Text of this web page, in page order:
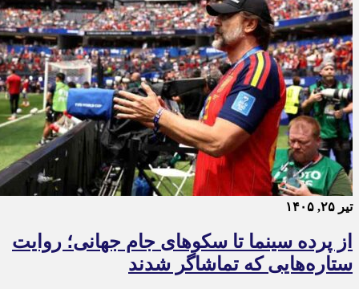
تیر ۲۵, ۱۴۰۵
از پرده سینما تا سکوهای جام جهانی؛ روایت
ستاره‌هایی که تماشاگر شدند